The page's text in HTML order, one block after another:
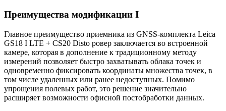
Преимущества модификации I
Главное преимущество приемника из GNSS-комплекта Leica
GS18 I LTE + CS20 Disto ровер заключается во встроенной
камере, которая в дополнение к традиционному методу
измерений позволяет быстро захватывать облака точек и
одновременно фиксировать координаты множества точек, в
том числе удаленных или ранее недоступных. Помимо
упрощения полевых работ, это решение значительно
расширяет возможности офисной постобработки данных.